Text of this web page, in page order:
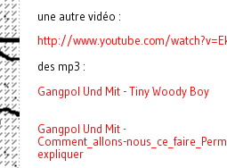
une autre vidéo :
http://www.youtube.com/watch?
des mp3 :
Gangpol Und Mit - Tiny Woody Boy
Gangpol Und Mit -
Comment_allons-nous_ce_faire_
expliquer